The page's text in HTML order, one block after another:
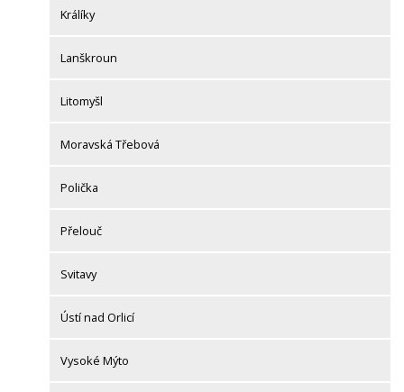
Králíky
Lanškroun
Litomyšl
Moravská Třebová
Polička
Přelouč
Svitavy
Ústí nad Orlicí
Vysoké Mýto